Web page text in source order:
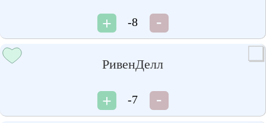
-8
РивенДелл
-7